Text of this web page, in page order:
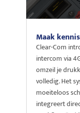
Maak
Clear-Com
intercom via
omzeil je
volledig. Het
moeiteloos
integreert